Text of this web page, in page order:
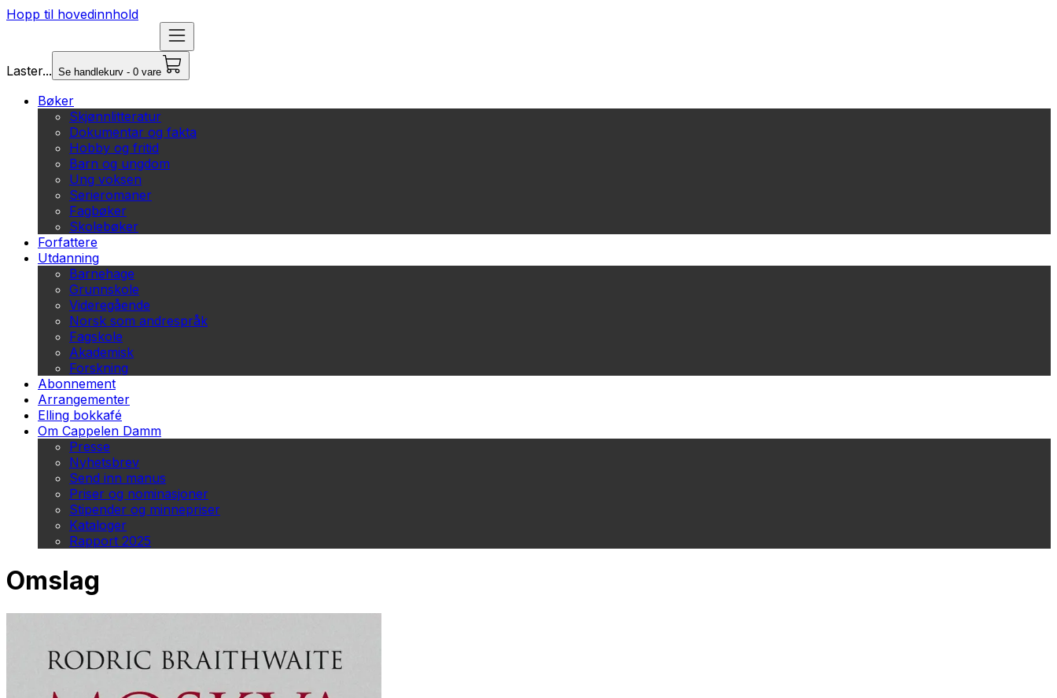
Hopp til hovedinnhold
Laster... Se handlekurv - 0 vare
Bøker
Skjønnlitteratur
Dokumentar og fakta
Hobby og fritid
Barn og ungdom
Ung voksen
Serieromaner
Fagbøker
Skolebøker
Forfattere
Utdanning
Barnehage
Grunnskole
Videregående
Norsk som andrespråk
Fagskole
Akademisk
Forskning
Abonnement
Arrangementer
Elling bokkafé
Om Cappelen Damm
Presse
Nyhetsbrev
Send inn manus
Priser og nominasjoner
Stipender og minnepriser
Kataloger
Rapport 2025
Omslag